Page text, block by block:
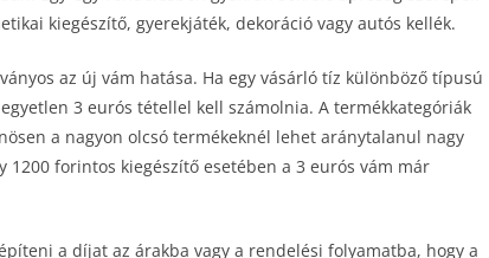
kiegészítő, gyerekjáték, dekoráció vagy autós kellék.
az új vám hatása. Ha egy vásárló tíz különböző típusú
3 eurós tétellel kell számolnia. A termékkategóriák
a nagyon olcsó termékeknél lehet aránytalanul nagy
1200 forintos kiegészítő esetében a 3 eurós vám már
a díjat az árakba vagy a rendelési folyamatba, hogy a